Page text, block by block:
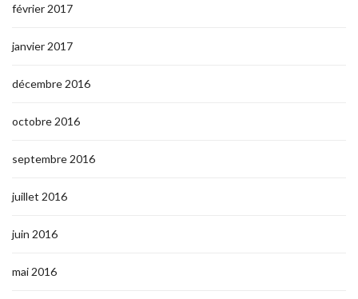
février 2017
janvier 2017
décembre 2016
octobre 2016
septembre 2016
juillet 2016
juin 2016
mai 2016